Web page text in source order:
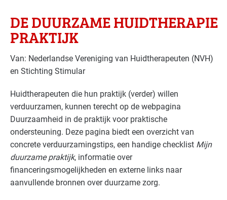
DE DUURZAME HUIDTHERAPIE
PRAKTIJK
Van: Nederlandse Vereniging van Huidtherapeuten (NVH)
en Stichting Stimular
Huidtherapeuten die hun praktijk (verder) willen
verduurzamen, kunnen terecht op de webpagina
Duurzaamheid in de praktijk voor praktische
ondersteuning. Deze pagina biedt een overzicht van
concrete verduurzamingstips, een handige checklist Mijn
duurzame praktijk, informatie over
financeringsmogelijkheden en externe links naar
aanvullende bronnen over duurzame zorg.